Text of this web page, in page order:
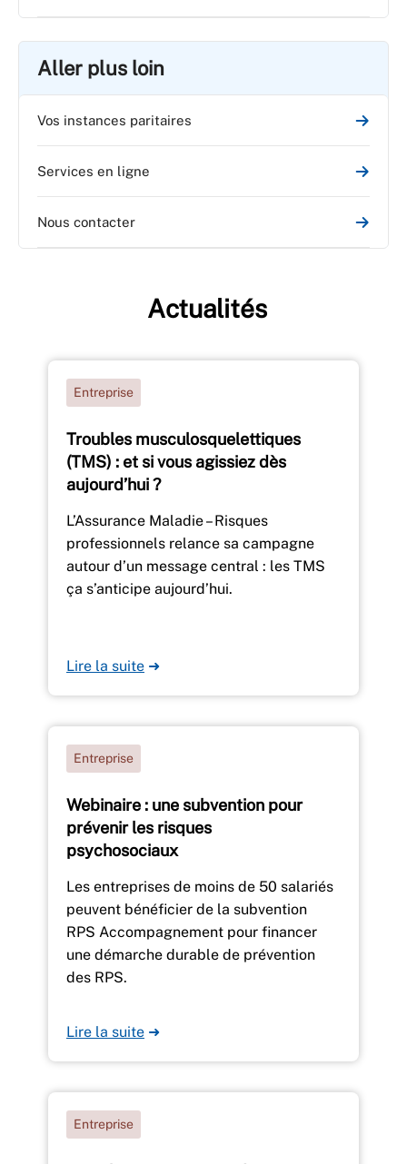
Aller plus loin
Vos instances paritaires
Services en ligne
Nous contacter
Actualités
Troubles musculosquelettiques
(TMS) : et si vous agissiez dès
aujourd’hui ?
Entreprise
L’Assurance Maladie – Risques
professionnels relance sa campagne
autour d’un message central : les TMS
ça s’anticipe aujourd’hui.
Lire la suite ➜
Webinaire : une subvention pour
prévenir les risques
psychosociaux
Entreprise
Les entreprises de moins de 50 salariés
peuvent bénéficier de la subvention
RPS Accompagnement pour financer
une démarche durable de prévention
des RPS.
Lire la suite ➜
Entreprise